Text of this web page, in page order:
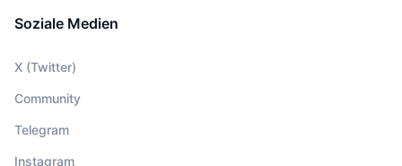
Soziale Medien
X (Twitter)
Community
Telegram
Instagram